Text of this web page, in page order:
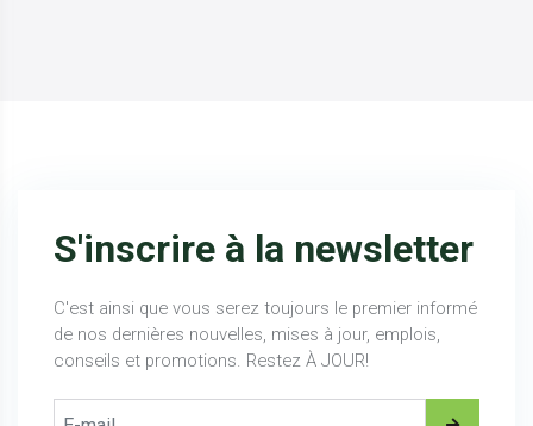
S'inscrire à la newsletter
C'est ainsi que vous serez toujours le premier informé
de nos dernières nouvelles, mises à jour, emplois,
conseils et promotions. Restez À JOUR!